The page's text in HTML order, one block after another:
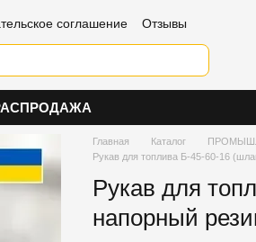
соглашение
Отзывы
Главная Каталог
Рукав для топлива Б-45-60-16
Рукав для
напорный